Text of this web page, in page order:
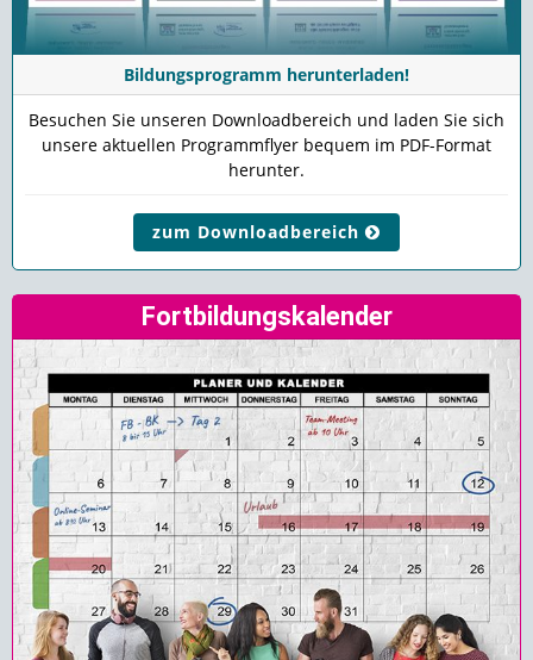
Bildungsprogramm herunterladen!
Besuchen Sie unseren Downloadbereich und laden Sie sich
unsere aktuellen Programmflyer bequem im PDF-Format
herunter.
zum Downloadbereich
Fortbildungskalender